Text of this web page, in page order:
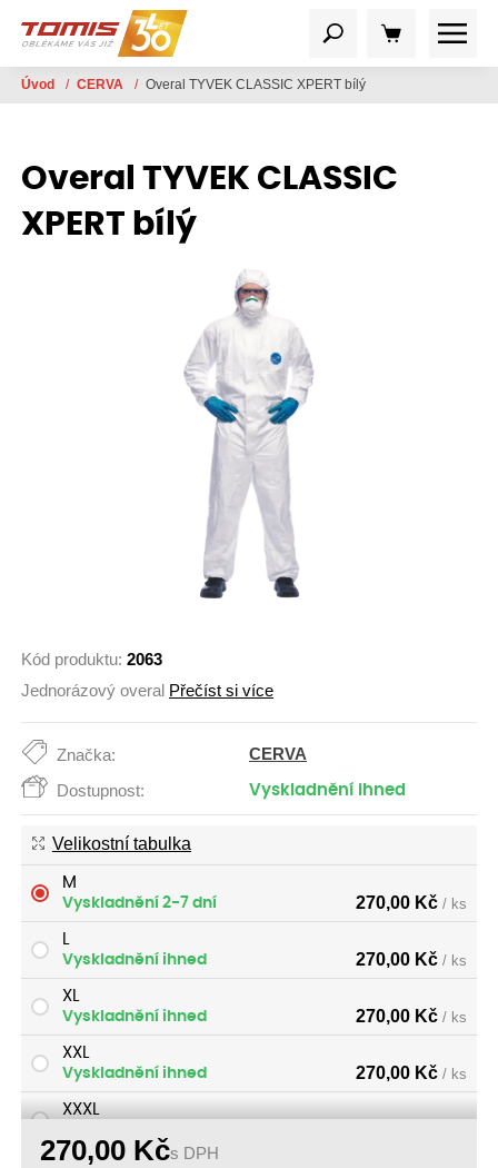
Úvod / CERVA / Overal TYVEK CLASSIC XPERT bílý
Overal TYVEK CLASSIC
XPERT bílý
Kód produktu: 2063
Jednorázový overal Přečíst si více
Značka: CERVA
Dostupnost: Vyskladnění ihned
Velikostní tabulka
M
Vyskladnění 2-7 dní
270,00 Kč / ks
Vyskladnění ihned
270,00 Kč / ks
XL
Vyskladnění ihned
270,00 Kč / ks
XXL
Vyskladnění ihned
270,00 Kč / ks
XXXL
270,00 Kčs DPH